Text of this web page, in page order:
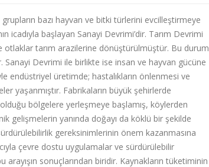
grupların bazı hayvan ve bitki türlerini evcilleştirmeye
icadıyla başlayan Sanayi Devrimi’dir. Tarım Devrimi
otlaklar tarım arazilerine dönüştürülmüştür. Bu durum
Sanayi Devrimi ile birlikte ise insan ve hayvan gücüne
endüstriyel üretimde; hastalıkların önlenmesi ve
yaşanmıştır. Fabrikaların büyük şehirlerde
bölgelere yerleşmeye başlamış, köylerden
gelişmelerin yanında doğayı da köklü bir şekilde
gereksinimlerinin önem kazanmasına
çevre dostu uygulamalar ve sürdürülebilir
sonuçlarından biridir. Kaynakların tüketiminin